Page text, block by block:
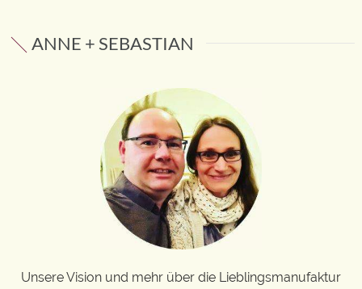
ANNE + SEBASTIAN
Unsere Vision und mehr über die Lieblingsmanufaktur